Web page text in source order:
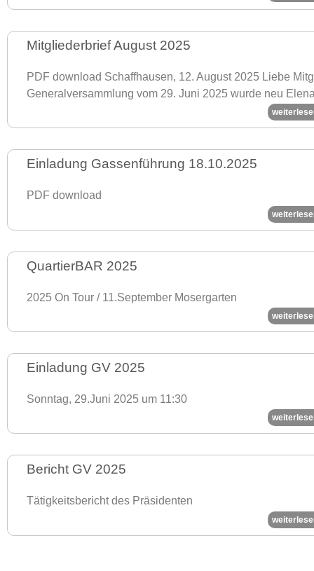
Mitgliederbrief August 2025
PDF download Schaffhausen, 12. August 2025 Liebe
Generalversammlung vom 29. Juni 2025 wurde neu
Einladung Gassenführung 18.10.2025
PDF download
QuartierBAR 2025
2025 On Tour / 11.September Mosergarten
Einladung GV 2025
Sonntag, 29.Juni 2025 um 11:30
Bericht GV 2025
Tätigkeitsbericht des Präsidenten